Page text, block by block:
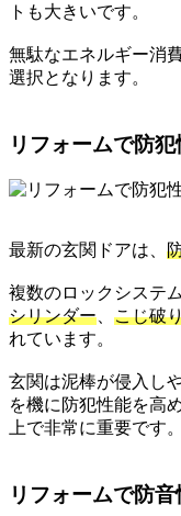
トも大きいです。
無駄なエネルギー消
選択となります。
リフォームで防
最新の玄関ドアは、
複数のロックシステ
シリンダー、 こじ破
れています。
玄関は泥棒が侵入し
を機に防犯性能を高
上で非常に重要です。
リフォームで防